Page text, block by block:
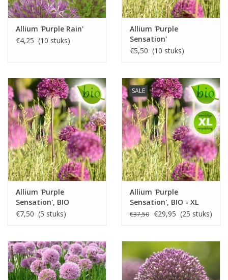
Allium 'Purple Rain'
€4,25 (10 stuks)
Allium 'Purple
Sensation'
€5,50 (10 stuks)
Allium 'Purple
Sensation', BIO
€7,50 (5 stuks)
SALE
Allium 'Purple
Sensation', BIO - XL
voordeelverpakking
€37,50 €29,95 (25 stuks)